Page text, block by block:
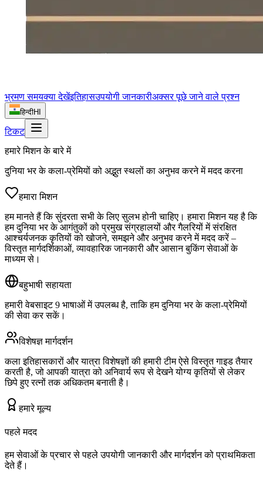
भ्रमण समयक्या देखेंइतिहासउपयोगी जानकारीअक्सर पूछे जाने वाले प्रश्न
हिन्दीHI
टिकट
हमारे मिशन के बारे में
दुनिया भर के कला-प्रेमियों को अद्भुत स्थलों का अनुभव करने में मदद करना
हमारा मिशन
हम मानते हैं कि सुंदरता सभी के लिए सुलभ होनी चाहिए। हमारा मिशन यह है कि
हम दुनिया भर के आगंतुकों को प्रमुख संग्रहालयों और गैलरियों में संरक्षित
आश्चर्यजनक कृतियों को खोजने, समझने और अनुभव करने में मदद करें –
विस्तृत मार्गदर्शिकाओं, व्यावहारिक जानकारी और आसान बुकिंग सेवाओं के
माध्यम से।
बहुभाषी सहायता
हमारी वेबसाइट 9 भाषाओं में उपलब्ध है, ताकि हम दुनिया भर के कला-प्रेमियों
की सेवा कर सकें।
विशेषज्ञ मार्गदर्शन
कला इतिहासकारों और यात्रा विशेषज्ञों की हमारी टीम ऐसे विस्तृत गाइड तैयार
करती है, जो आपकी यात्रा को अनिवार्य रूप से देखने योग्य कृतियों से लेकर
छिपे हुए रत्नों तक अधिकतम बनाती है।
हमारे मूल्य
पहले मदद
हम सेवाओं के प्रचार से पहले उपयोगी जानकारी और मार्गदर्शन को प्राथमिकता
देते हैं।